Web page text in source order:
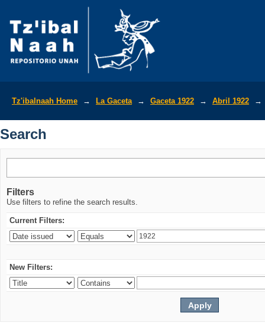
Tz'ibalnaah Home → La Gaceta → Gaceta 1922 → Abril 1922 →
Search
Filters
Use filters to refine the search results.
Current Filters:
New Filters: